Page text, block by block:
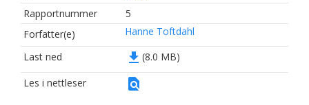
Rapportnummer
5
Forfatter(e)
Hanne Toftdahl
Last ned
file_download (8.0 MB)
Les i nettleser
find_in_page